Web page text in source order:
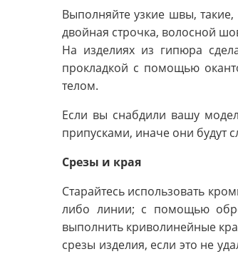
Выполняйте узкие швы,
двойная строчка, волосной
На изделиях из гипюра
прокладкой с помощью
телом.
Если вы снабдили вашу
припусками, иначе они будут
Срезы и края
Старайтесь использовать
либо линии; с помощью
выполнить криволинейные
срезы изделия, если это не